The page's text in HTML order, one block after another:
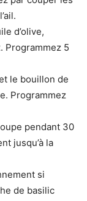
d’olive,
Programmez 5
le bouillon de
Programmez
pendant 30
jusqu’à la
si
de basilic